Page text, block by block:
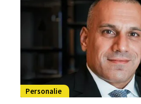
Risikomanagement der
verantwortlich zeichnen.
Personalie